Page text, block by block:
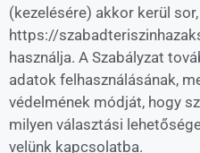
(kezelésére) akkor kerül
https://
használja. A Szabályzat
adatok felhasználásának,
védelmének módját, hogy
milyen választási
velünk kapcsolatba.